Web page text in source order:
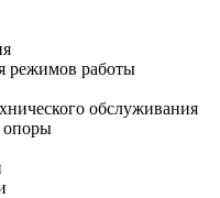
режимов работы
обслуживания
опоры